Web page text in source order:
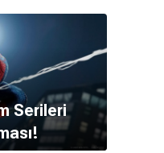
Serileri